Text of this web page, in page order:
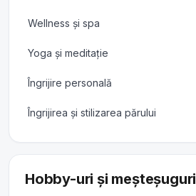
Wellness și spa
Yoga și meditație
Îngrijire personală
Îngrijirea și stilizarea părului
Hobby-uri și meșteșuguri